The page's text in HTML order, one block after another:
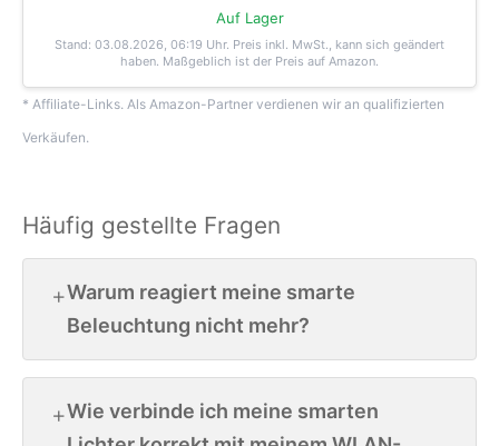
Auf Lager
Stand: 03.08.2026, 06:19 Uhr. Preis inkl. MwSt., kann sich geändert
haben. Maßgeblich ist der Preis auf Amazon.
* Affiliate-Links. Als Amazon-Partner verdienen wir an qualifizierten
Verkäufen.
Häufig gestellte Fragen
Warum reagiert meine smarte
Beleuchtung nicht mehr?
Wie verbinde ich meine smarten